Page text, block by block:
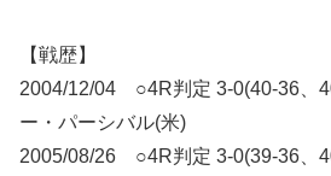
【戦歴】
2004/12/04 ○4R判定 3-0(40-36、
ー・パーシバル(米)
2005/08/26 ○4R判定 3-0(39-36、